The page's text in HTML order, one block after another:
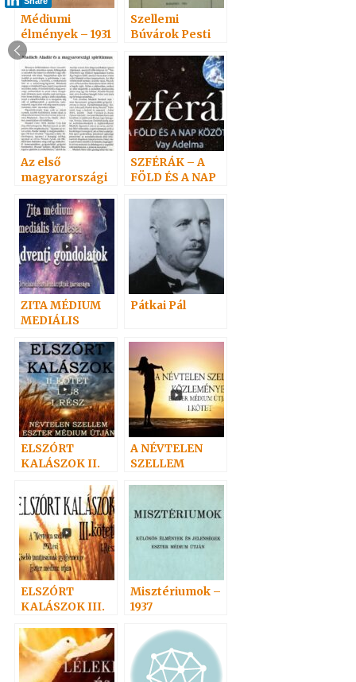
Médiumi
élmények – 1931
Szellemi
Búvárok Pesti
(Geistiger
Forscher in
Pest-Buda)
Az első
magyarországi
egylet
SZFÉRÁK – A
FÖLD ÉS A NAP
ZITA MÉDIUM
MEDIÁLIS
Pátkai Pál
ELSZÓRT
KALÁSZOK II.
A NÉVTELEN
SZELLEM
ELSZÓRT
KALÁSZOK III.
Misztériumok –
1937